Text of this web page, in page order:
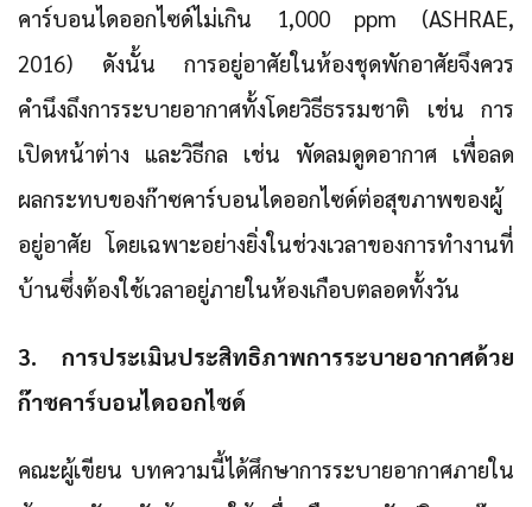
คาร์บอนไดออกไซด์ไม่เกิน 1,000 ppm (ASHRAE,
2016) ดังนั้น การอยู่อาศัยในห้องชุดพักอาศัยจึงควร
คำนึงถึงการระบายอากาศทั้งโดยวิธีธรรมชาติ เช่น การ
เปิดหน้าต่าง และวิธีกล เช่น พัดลมดูดอากาศ เพื่อลด
ผลกระทบของก๊าซคาร์บอนไดออกไซด์ต่อสุขภาพของผู้
อยู่อาศัย โดยเฉพาะอย่างยิ่งในช่วงเวลาของการทำงานที่
บ้านซึ่งต้องใช้เวลาอยู่ภายในห้องเกือบตลอดทั้งวัน
3. การประเมินประสิทธิภาพการระบายอากาศด้วย
ก๊าซคาร์บอนไดออกไซด์
คณะผู้เขียน บทความนี้ได้ศึกษาการระบายอากาศภายใน